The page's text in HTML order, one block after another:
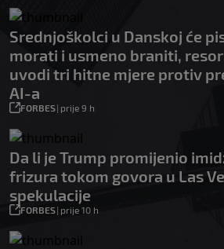
Srednjoškolci u Danskoj će
morati i usmeno braniti,
uvodi tri hitne mjere protiv
AI-a
FORBES| prije 9 h
Da li je Trump promijenio
frizura tokom govora u Las
spekulacije
FORBES| prije 10 h